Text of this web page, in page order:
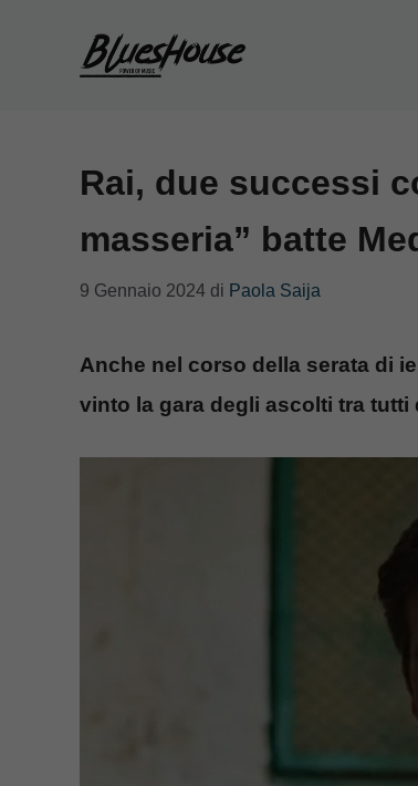
Rai, due successi
masseria” batte
9 Gennaio 2024 di Paola Saija
Anche nel corso della serata di
vinto la gara degli ascolti tra